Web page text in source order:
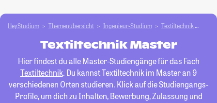
HeyStudium Themenübersicht Ingenieur-Studium Textiltechnik
Textiltechnik Master
Hier findest du alle Master-Studiengänge für das Fach
Textiltechnik. Du kannst Textiltechnik im Master an 9
verschiedenen Orten studieren. Klick auf die Studiengangs-
Profile, um dich zu Inhalten, Bewerbung, Zulassung und